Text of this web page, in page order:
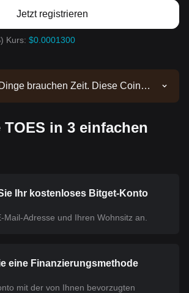
Jetzt registrieren
Kurs: $0.0001300
brauchen Zeit. Diese Coin
zu werden. Sobald es auf Bitget
Dasselbe Tutorial gilt für alle auf
TOES in 3 einfachen
Ihr kostenloses Bitget-Konto
Mail-Adresse und Ihren Wohnsitz an.
eine Finanzierungsmethode
mit der von Ihnen bevorzugten